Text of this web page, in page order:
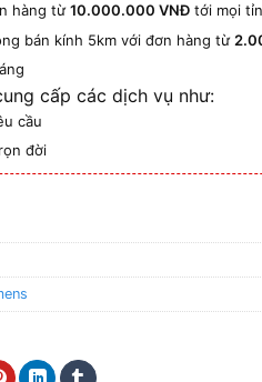
hàng từ10.000.000 VNĐ tới mọi
bán kính 5km với đơn hàng từ
cấp các dịch vụ như:
cầu
đời